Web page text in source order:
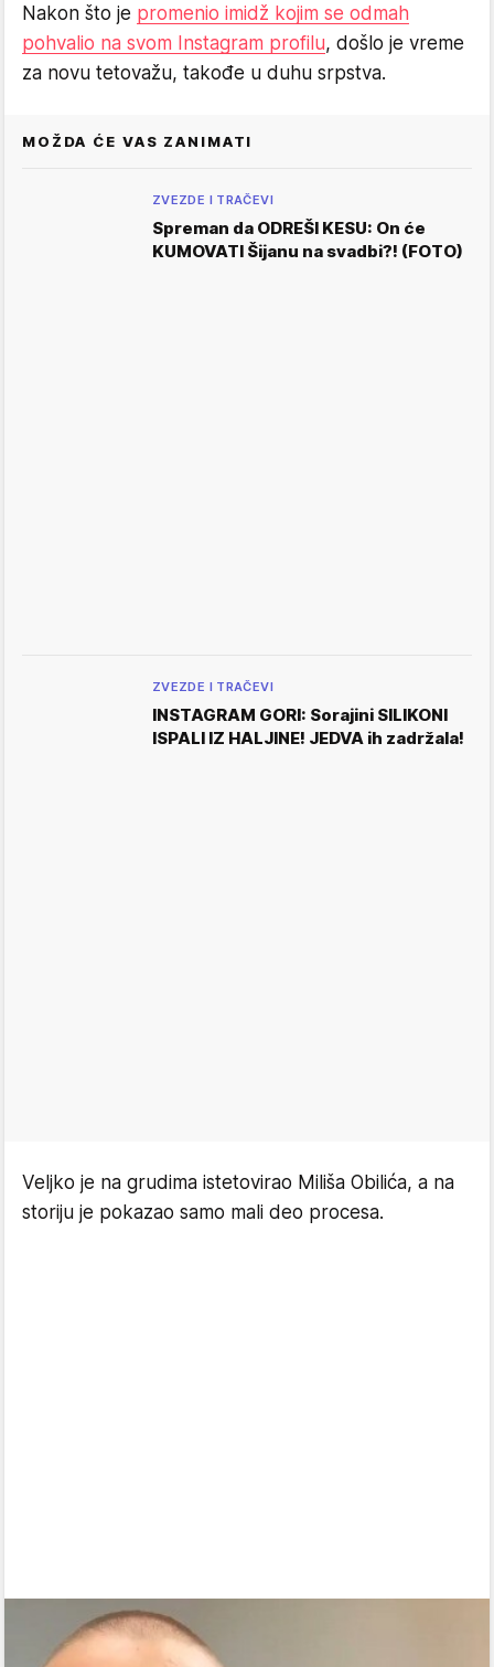
Nakon što je promenio imidž kojim se odmah
pohvalio na svom Instagram profilu, došlo je vreme
za novu tetovažu, takođe u duhu srpstva.
MOŽDA ĆE VAS ZANIMATI
ZVEZDE I TRAČEVI
Spreman da ODREŠI KESU: On će
KUMOVATI Šijanu na svadbi?! (FOTO)
ZVEZDE I TRAČEVI
INSTAGRAM GORI: Sorajini SILIKONI
ISPALI IZ HALJINE! JEDVA ih zadržala!
Veljko je na grudima istetovirao Miliša Obilića, a na
storiju je pokazao samo mali deo procesa.